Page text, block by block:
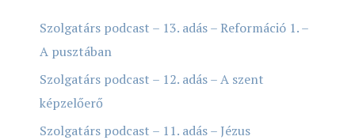
Szolgatárs podcast – 13. adás – Reformáció 1. –
A pusztában
Szolgatárs podcast – 12. adás – A szent
képzelőerő
Szolgatárs podcast – 11. adás – Jézus